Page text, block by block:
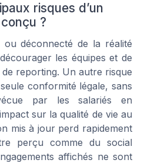
risques d’un
?
déconnecté de la réalité
les équipes et de
reporting. Un autre risque
conformité légale, sans
par les salariés en
sur la qualité de vie au
mis à jour perd rapidement
perçu comme du social
affichés ne sont